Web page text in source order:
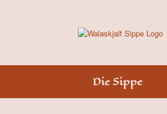
Die Sippe